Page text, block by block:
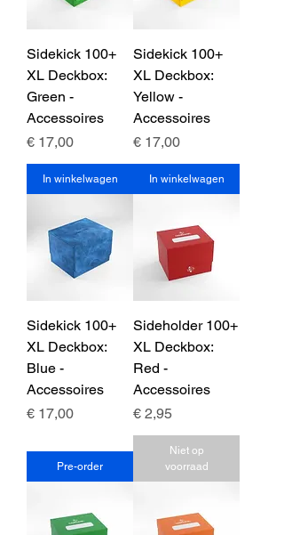
Sidekick 100+
XL Deckbox:
Green -
Accessoires
Prijs
€ 17,00
In winkelwagen
Sidekick 100+
XL Deckbox:
Yellow -
Accessoires
Prijs
€ 17,00
In winkelwagen
Sidekick 100+
XL Deckbox:
Blue -
Accessoires
Prijs
€ 17,00
Pre-order
Sideholder 100+
XL Deckbox:
Red -
Accessoires
Prijs
€ 2,95
Niet op
voorraad